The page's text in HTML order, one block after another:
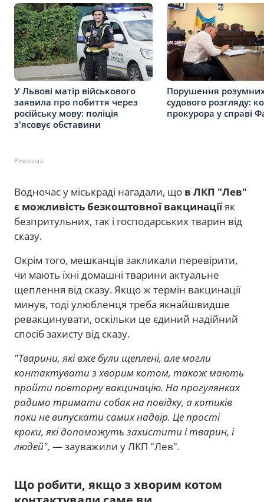
У Львові матір військового
заявила про побиття через
російську мову: поліція
з'ясовує обставини
Порушення розумних
судового розгляду:
прокурора у справі
Реклама
Водночас у міськраді нагадали, що в ЛКП "Лев"
є можливість безкоштовної вакцинаціїяк
безпритульних, так і господарських тварин від
сказу.
Окрім того, мешканців закликали перевірити,
чи мають їхні домашні тварини актуальне
щеплення від сказу. Якщо ж термін вакцинації
минув, тоді улюбленця треба якнайшвидше
ревакцинувати, оскільки це єдиний надійний
спосіб захисту від сказу.
"Тварини, які вже були щеплені, але могли
контактувати з хворим котом, також мають
пройти повторну вакцинацію. На прогулянках
радимо тримати собак на повідку, а котиків
поки не випускати самих надвір. Це прості
кроки, які допоможуть захистити і тварин, і
людей", — зауважили у ЛКП "Лев".
Що робити, якщо з хворим котом